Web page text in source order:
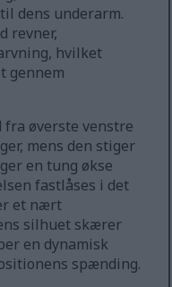
dens underarm.
revner,
hvilket
gennem
fra øverste venstre
mens den stiger
en tung økse
fastlåses i det
et nært
silhuet skærer
en dynamisk
spænding.